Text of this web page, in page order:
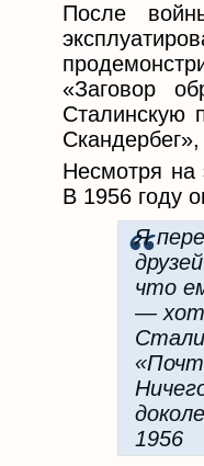
После
«Заговор
Сталинскую
Несмотря на
В 1956 году
Я
что
—
1956